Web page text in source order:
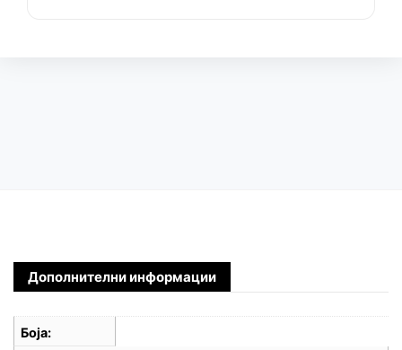
Дополнителни информации
Боја